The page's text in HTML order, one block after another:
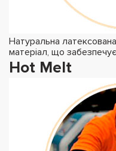
Натуральна
матеріал, що
Hot Melt